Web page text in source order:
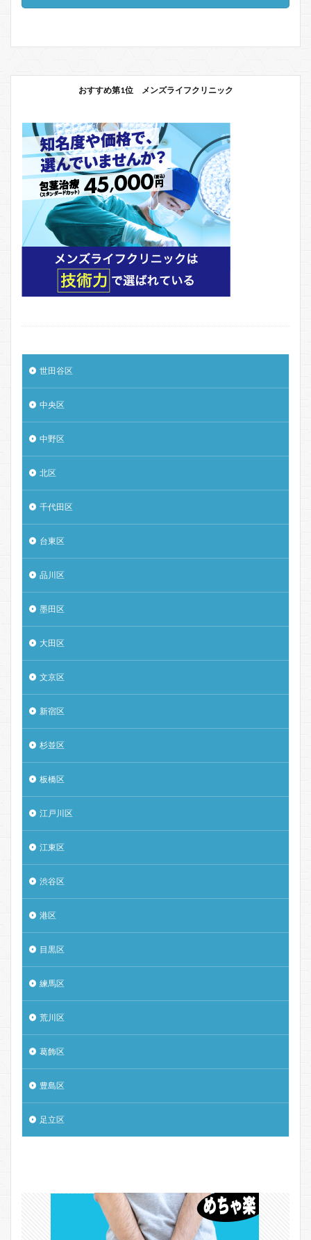
おすすめ第1位 メンズライフクリニック
世田谷区
中央区
中野区
北区
千代田区
台東区
品川区
墨田区
大田区
文京区
新宿区
杉並区
板橋区
江戸川区
江東区
渋谷区
港区
目黒区
練馬区
荒川区
葛飾区
豊島区
足立区